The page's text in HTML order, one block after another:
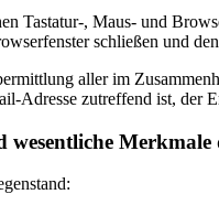
Tastatur-, Maus- und
schließen und
aller im
Adresse zutreffend ist,
wesentliche